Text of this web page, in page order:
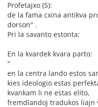
Profetajxo (5):
de la fama cxina antikva
dorson" .
Pri la savanto estonta:
En la kvardek kvara parto:
"
en la centra lando estos
kies ideologio estas
kvankam li ne estas elito,
fremdlandoj tradukos liajn